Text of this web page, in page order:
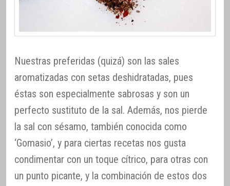
Nuestras preferidas (quizá) son las sales
aromatizadas con setas deshidratadas, pues
éstas son especialmente sabrosas y son un
perfecto sustituto de la sal. Además, nos pierde
la sal con sésamo, también conocida como
‘Gomasio’, y para ciertas recetas nos gusta
condimentar con un toque cítrico, para otras con
un punto picante, y la combinación de estos dos